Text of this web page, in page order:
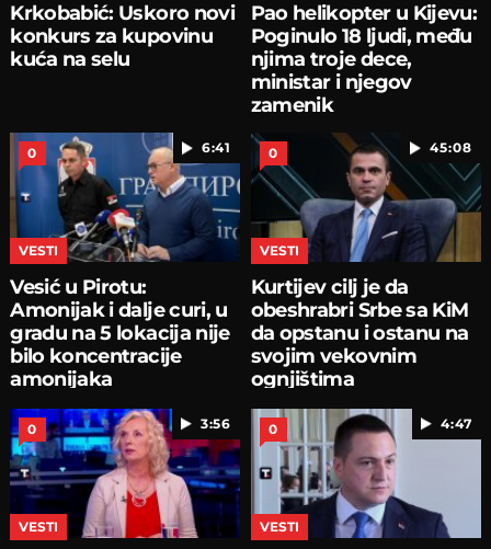
Krkobabić: Uskoro novi
konkurs za kupovinu
kuća na selu
Pao helikopter u Kijevu:
Poginulo 18 ljudi, među
njima troje dece,
ministar i njegov
zamenik
6:41
0
VESTI
Vesić u Pirotu:
Amonijak i dalje curi, u
gradu na 5 lokacija nije
bilo koncentracije
amonijaka
45:08
0
VESTI
Kurtijev cilj je da
obeshrabri Srbe sa KiM
da opstanu i ostanu na
svojim vekovnim
ognjištima
3:56
0
VESTI
4:47
0
VESTI